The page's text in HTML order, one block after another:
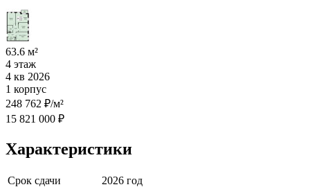
63.6 м²
4 этаж
4 кв 2026
1 корпус
248 762 ₽/м²
15 821 000 ₽
Характеристики
Срок сдачи
2026 год